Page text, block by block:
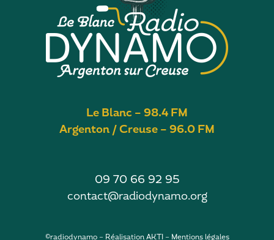
Le Blanc – 98.4 FM
Argenton / Creuse – 96.0 FM
09 70 66 92 95
contact@radiodynamo.org
©radiodynamo – RéalisationAKTI– Mentions légales